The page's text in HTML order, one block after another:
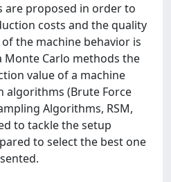
are proposed in order to
costs and the quality
the machine behavior is
Monte Carlo methods the
value of a machine
algorithms (Brute Force
Algorithms, RSM,
to tackle the setup
to select the best one